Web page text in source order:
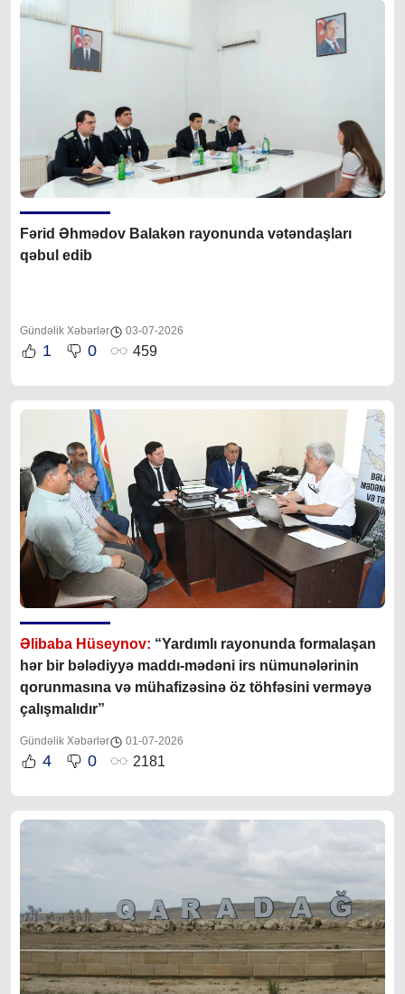
Fərid Əhmədov Balakən rayonunda vətəndaşları
qəbul edib
Gündəlik Xəbərlər 03-07-2026
1 0 459
Əlibaba Hüseynov: “Yardımlı rayonunda formalaşan
hər bir bələdiyyə maddı-mədəni irs nümunələrinin
qorunmasına və mühafizəsinə öz töhfəsini verməyə
çalışmalıdır”
Gündəlik Xəbərlər 01-07-2026
4 0 2181